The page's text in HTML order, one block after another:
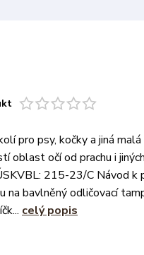
pro psy, kočky a jiná
oblast očí od prachu i
215-23/C Návod k
na bavlněný odličovací
celý popis